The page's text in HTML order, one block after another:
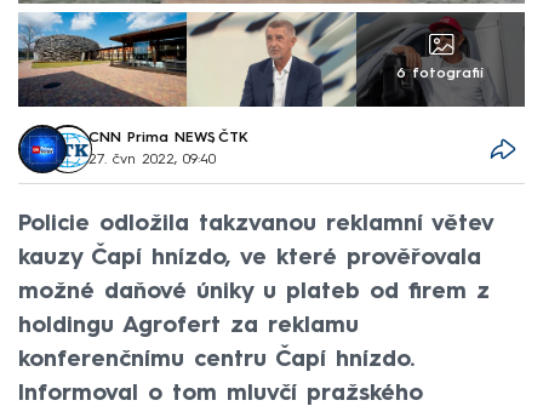
6 fotografií
CNN Prima NEWS, ČTK
27. čvn 2022, 09:40
Policie odložila takzvanou reklamní větev
kauzy Čapí hnízdo, ve které prověřovala
možné daňové úniky u plateb od firem z
holdingu Agrofert za reklamu
konferenčnímu centru Čapí hnízdo.
Informoval o tom mluvčí pražského